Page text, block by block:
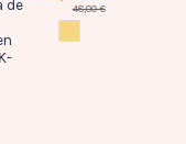
de
48,00 €